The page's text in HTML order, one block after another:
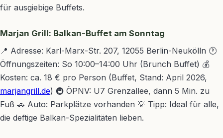
für ausgiebige Buffets.
Marjan Grill: Balkan-Buffet am Sonntag
📍 Adresse: Karl-Marx-Str. 207, 12055 Berlin-Neukölln 🕐
Öffnungszeiten: So 10:00–14:00 Uhr (Brunch Buffet) 💰
Kosten: ca. 18 € pro Person (Buffet, Stand: April 2026,
marjangrill.de) 🚇 ÖPNV: U7 Grenzallee, dann 5 Min. zu
Fuß 🚗 Auto: Parkplätze vorhanden 💡 Tipp: Ideal für alle,
die deftige Balkan-Spezialitäten lieben.